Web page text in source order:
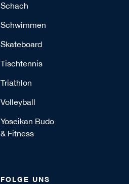
Schach
Schwimmen
Skateboard
Tischtennis
Triathlon
Volleyball
Yoseikan Budo
& Fitness
FOLGE UNS